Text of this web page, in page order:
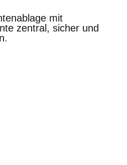
mit
zentral, sicher und